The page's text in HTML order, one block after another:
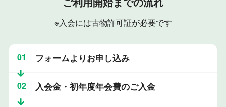
※入会には古物許可証が必要です
01 フォームよりお申し込み
02 入会金・初年度年会費のご入金